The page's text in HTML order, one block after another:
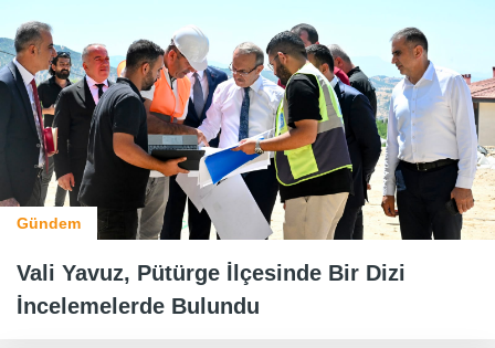
Gündem
Vali Yavuz, Pütürge İlçesinde Bir Dizi
İncelemelerde Bulundu